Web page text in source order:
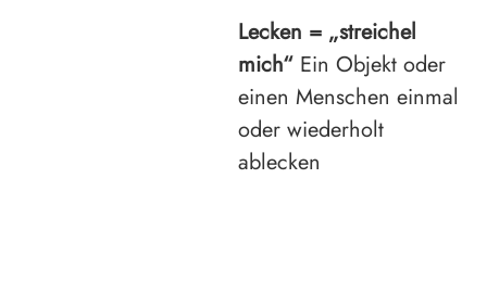
Lecken = „streichel
mich“ Ein Objekt oder
einen Menschen einmal
oder wiederholt
ablecken